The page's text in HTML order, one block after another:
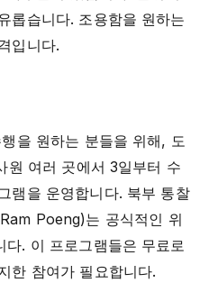
롭습니다. 조용함을 원하는
입니다.
을 원하는 분들을 위해, 도
원 여러 곳에서 3일부터 수
램을 운영합니다. 북부 통찰
Poeng)는 공식적인 위
다. 이 프로그램들은 무료로
한 참여가 필요합니다.